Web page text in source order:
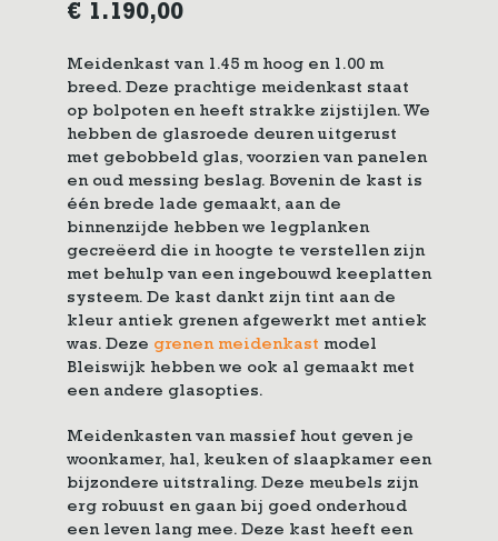
€ 1.190,00
Meidenkast van 1.45 m hoog en 1.00 m
breed. Deze prachtige meidenkast staat
op bolpoten en heeft strakke zijstijlen. We
hebben de glasroede deuren uitgerust
met gebobbeld glas, voorzien van panelen
en oud messing beslag. Bovenin de kast is
één brede lade gemaakt, aan de
binnenzijde hebben we legplanken
gecreëerd die in hoogte te verstellen zijn
met behulp van een ingebouwd keeplatten
systeem. De kast dankt zijn tint aan de
kleur antiek grenen afgewerkt met antiek
was. Deze grenen meidenkast model
Bleiswijk hebben we ook al gemaakt met
een andere glasopties.
Meidenkasten van massief hout geven je
woonkamer, hal, keuken of slaapkamer een
bijzondere uitstraling. Deze meubels zijn
erg robuust en gaan bij goed onderhoud
een leven lang mee. Deze kast heeft een